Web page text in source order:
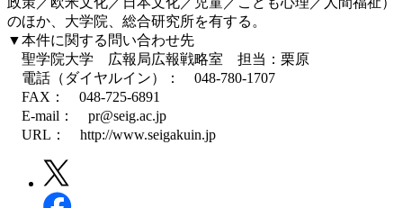
のほか、大学院、総合研究所を有する。
▼本件に関する問い合わせ先
聖学院大学 広報局広報戦略室 担当：栗原
電話（ダイヤルイン）： 048-780-1707
FAX： 048-725-6891
E-mail： pr@seig.ac.jp
URL： http://www.seigakuin.jp